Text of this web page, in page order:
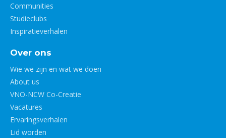
Communities
Studieclubs
Inspiratieverhalen
Over ons
Wie we zijn en wat we doen
About us
VNO-NCW Co-Creatie
Vacatures
Ervaringsverhalen
Lid worden